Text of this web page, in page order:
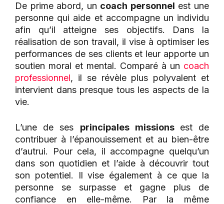
De prime abord, un coach personnel est une
personne qui aide et accompagne un individu
afin qu’il atteigne ses objectifs. Dans la
réalisation de son travail, il vise à optimiser les
performances de ses clients et leur apporte un
soutien moral et mental. Comparé à un coach
professionnel, il se révèle plus polyvalent et
intervient dans presque tous les aspects de la
vie.
L’une de ses principales missions est de
contribuer à l’épanouissement et au bien-être
d’autrui. Pour cela, il accompagne quelqu’un
dans son quotidien et l’aide à découvrir tout
son potentiel. Il vise également à ce que la
personne se surpasse et gagne plus de
confiance en elle-même. Par la même